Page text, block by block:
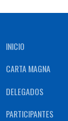
INICIO
CARTA MAGNA
DELEGADOS
PARTICIPANTES